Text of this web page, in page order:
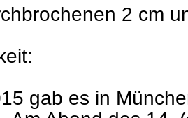
2 cm
gab es in